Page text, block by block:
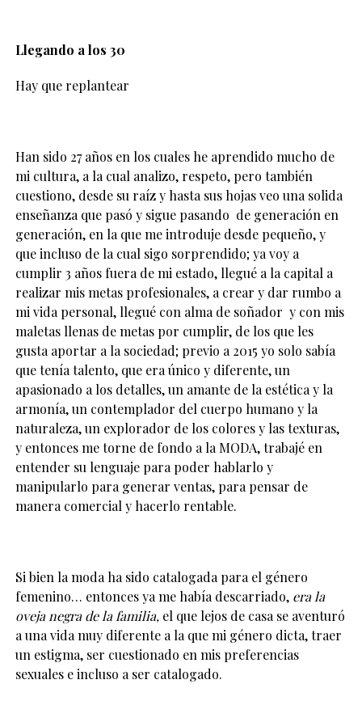
Llegando a los 30
Hay que replantear
Han sido 27 años en los cuales he aprendido mucho de
mi cultura, a la cual analizo, respeto, pero también
cuestiono, desde su raíz y hasta sus hojas veo una solida
enseñanza que pasó y sigue pasando de generación en
generación, en la que me introduje desde pequeño, y
que incluso de la cual sigo sorprendido; ya voy a
cumplir 3 años fuera de mi estado, llegué a la capital a
realizar mis metas profesionales, a crear y dar rumbo a
mi vida personal, llegué con alma de soñador y con mis
maletas llenas de metas por cumplir, de los que les
gusta aportar a la sociedad; previo a 2015 yo solo sabía
que tenía talento, que era único y diferente, un
apasionado a los detalles, un amante de la estética y la
armonía, un contemplador del cuerpo humano y la
naturaleza, un explorador de los colores y las texturas,
y entonces me torne de fondo a la MODA, trabajé en
entender su lenguaje para poder hablarlo y
manipularlo para generar ventas, para pensar de
manera comercial y hacerlo rentable.
Si bien la moda ha sido catalogada para el género
femenino… entonces ya me había descarriado, era la
oveja negra de la familia, el que lejos de casa se aventuró
a una vida muy diferente a la que mi género dicta, traer
un estigma, ser cuestionado en mis preferencias
sexuales e incluso a ser catalogado.